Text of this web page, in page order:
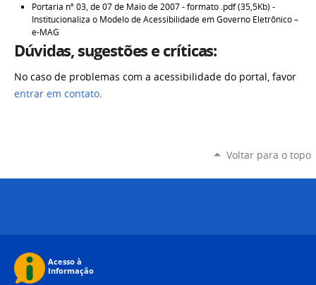
Portaria nº 03, de 07 de Maio de 2007 - formato .pdf (35,5Kb) -
Institucionaliza o Modelo de Acessibilidade em Governo Eletrônico –
e-MAG
Dúvidas, sugestões e críticas:
No caso de problemas com a acessibilidade do portal, favor
entrar em contato.
Voltar para o topo